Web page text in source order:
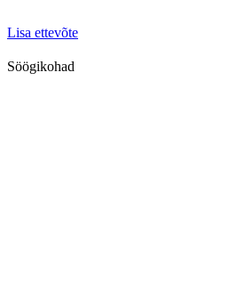
Lisa ettevõte
Söögikohad